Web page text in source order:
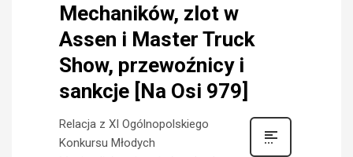
Mechaników, zlot w
Assen i Master Truck
Show, przewoźnicy i
sankcje [Na Osi 979]
Relacja z XI Ogólnopolskiego
Konkursu Młodych